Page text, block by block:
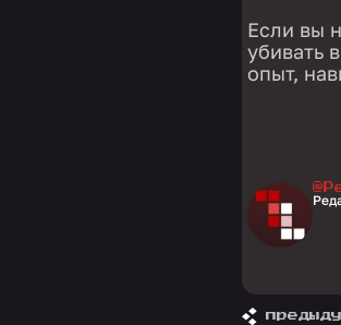
Если вы
убивать
опыт,